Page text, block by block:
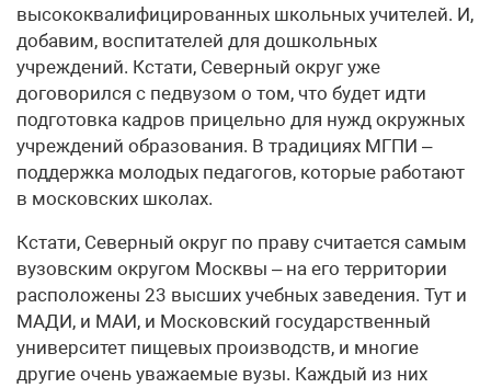
высококвалифицированных школьных учителей. И,
добавим, воспитателей для дошкольных
учреждений. Кстати, Северный округ уже
договорился с педвузом о том, что будет идти
подготовка кадров прицельно для нужд окружных
учреждений образования. В традициях МГПИ –
поддержка молодых педагогов, которые работают
в московских школах.
Кстати, Северный округ по праву считается самым
вузовским округом Москвы – на его территории
расположены 23 высших учебных заведения. Тут и
МАДИ, и МАИ, и Московский государственный
университет пищевых производств, и многие
другие очень уважаемые вузы. Каждый из них